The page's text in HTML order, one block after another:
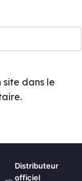
site dans le
Distributeur
officiel